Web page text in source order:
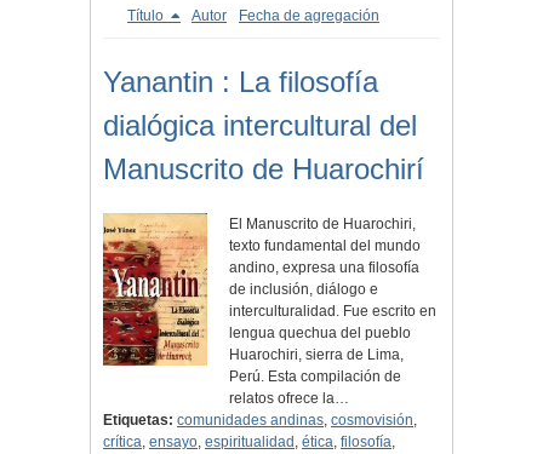
Título
Autor Fecha de agregación
Yanantin : La filosofía
dialógica intercultural del
Manuscrito de Huarochirí
El Manuscrito de Huarochiri,
texto fundamental del mundo
andino, expresa una filosofía
de inclusión, diálogo e
interculturalidad. Fue escrito en
lengua quechua del pueblo
Huarochiri, sierra de Lima,
Perú. Esta compilación de
relatos ofrece la…
Etiquetas: comunidades andinas, cosmovisión,
crítica, ensayo, espiritualidad , ética, filosofía,